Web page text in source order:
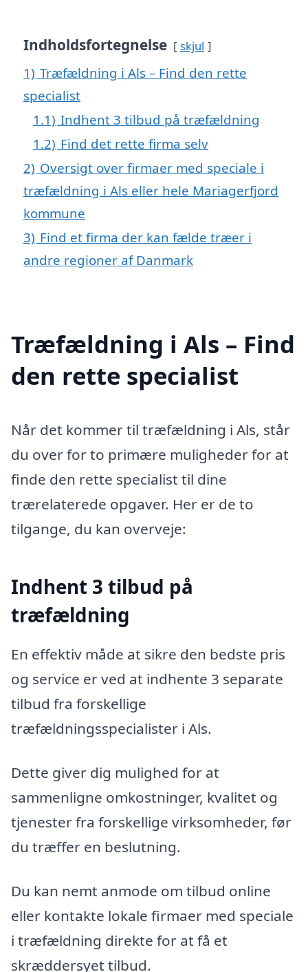
Indholdsfortegnelse skjul
1) Træfældning i Als – Find den rette
specialist
1.1) Indhent 3 tilbud på træfældning
1.2) Find det rette firma selv
2) Oversigt over firmaer med speciale i
træfældning i Als eller hele Mariagerfjord
kommune
3) Find et firma der kan fælde træer i
andre regioner af Danmark
Træfældning i Als – Find
den rette specialist
Når det kommer til træfældning i Als, står
du over for to primære muligheder for at
finde den rette specialist til dine
trærelaterede opgaver. Her er de to
tilgange, du kan overveje:
Indhent 3 tilbud på
træfældning
En effektiv måde at sikre den bedste pris
og service er ved at indhente 3 separate
tilbud fra forskellige
træfældningsspecialister i Als.
Dette giver dig mulighed for at
sammenligne omkostninger, kvalitet og
tjenester fra forskellige virksomheder, før
du træffer en beslutning.
Du kan nemt anmode om tilbud online
eller kontakte lokale firmaer med speciale
i træfældning direkte for at få et
skræddersyet tilbud.